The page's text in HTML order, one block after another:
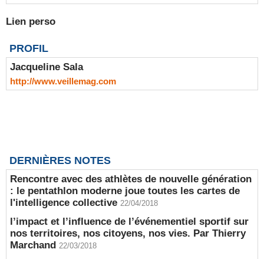
Lien perso
PROFIL
Jacqueline Sala
http://www.veillemag.com
DERNIÈRES NOTES
Rencontre avec des athlètes de nouvelle génération
: le pentathlon moderne joue toutes les cartes de
l'intelligence collective 22/04/2018
l’impact et l’influence de l’événementiel sportif sur
nos territoires, nos citoyens, nos vies. Par Thierry
Marchand 22/03/2018